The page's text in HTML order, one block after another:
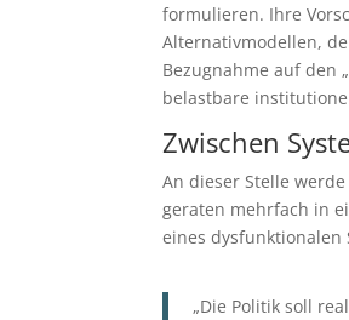
formulieren. Ihre
Alternativmodellen,
Bezugnahme auf den
belastbare
Zwischen
An dieser Stelle
geraten mehrfach in
eines
„Die Politik soll